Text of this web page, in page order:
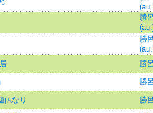
勝
勝
勝
勝
仏なり 勝